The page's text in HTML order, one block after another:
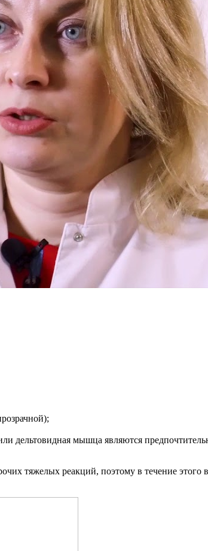
дельтовидная мышца являются
тяжелых реакций, поэтому в течение этого